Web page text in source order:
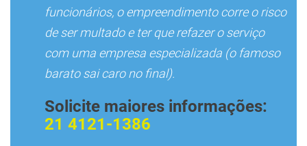
funcionários, o empreendimento corre o risco
de ser multado e ter que refazer o serviço
com uma empresa especializada (o famoso
barato sai caro no final).
Solicite maiores informações:
21 4121-1386